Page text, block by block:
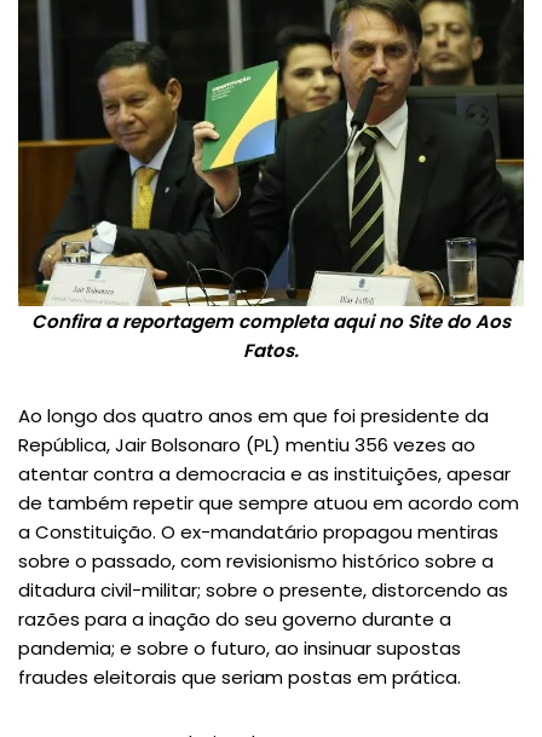
Confira a reportagem completa aqui no Site do Aos
Fatos.
Ao longo dos quatro anos em que foi presidente da
República, Jair Bolsonaro (PL) mentiu 356 vezes ao
atentar contra a democracia e as instituições, apesar
de também repetir que sempre atuou em acordo com
a Constituição. O ex-mandatário propagou mentiras
sobre o passado, com revisionismo histórico sobre a
ditadura civil-militar; sobre o presente, distorcendo as
razões para a inação do seu governo durante a
pandemia; e sobre o futuro, ao insinuar supostas
fraudes eleitorais que seriam postas em prática.